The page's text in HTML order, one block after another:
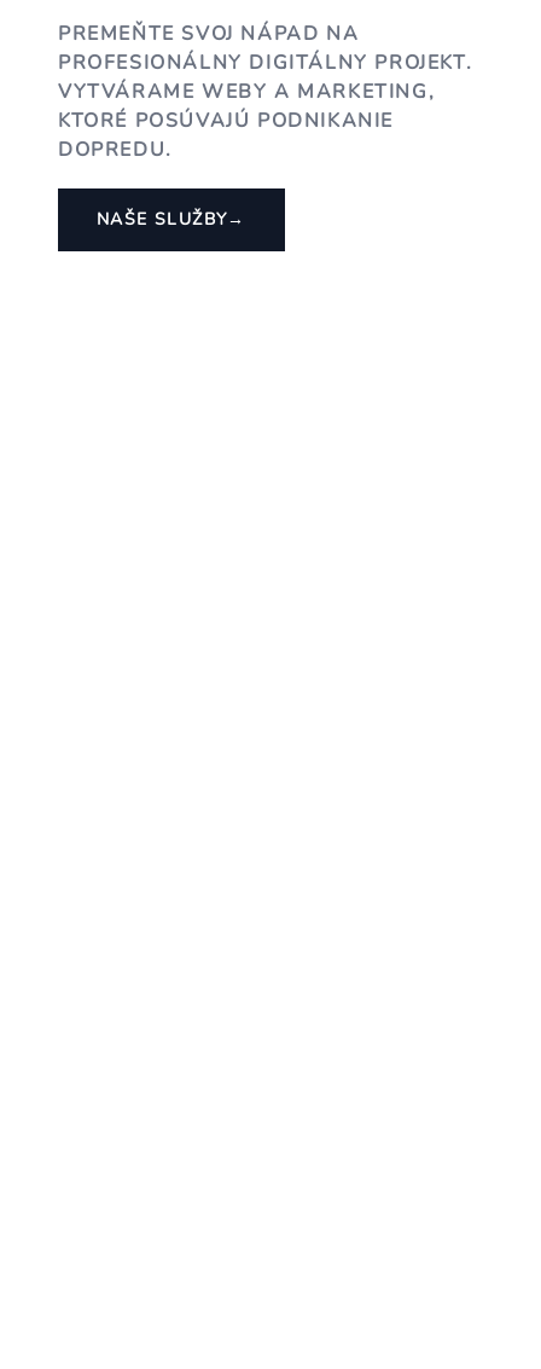
PREMEŇTE SVOJ NÁPAD NA
PROFESIONÁLNY DIGITÁLNY PROJEKT.
VYTVÁRAME WEBY A MARKETING,
KTORÉ POSÚVAJÚ PODNIKANIE
DOPREDU.
NAŠE SLUŽBY→